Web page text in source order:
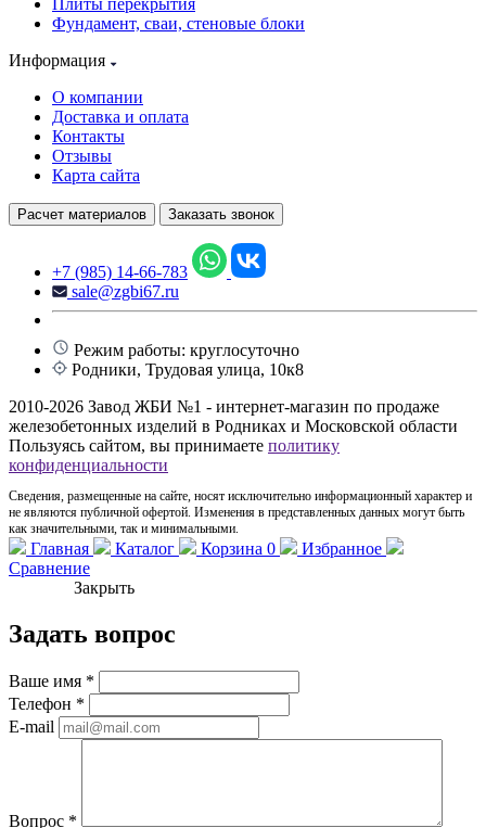
Плиты перекрытия
Фундамент, сваи, стеновые блоки
Информация
О компании
Доставка и оплата
Контакты
Отзывы
Карта сайта
Расчет материалов Заказать звонок
+7 (985) 14-66-783
sale@zgbi67.ru
Режим работы: круглосуточно
Родники, Трудовая улица, 10к8
2010-2026 Завод ЖБИ №1 - интернет-магазин по продаже
железобетонных изделий в Родниках и Московской области
Пользуясь сайтом, вы принимаете политику
конфиденциальности
Сведения, размещенные на сайте, носят исключительно информационный характер и
не являются публичной офертой. Изменения в представленных данных могут быть
как значительными, так и минимальными.
Главная Каталог Корзина 0
Избранное
Сравнение
Закрыть
Задать вопрос
Ваше имя *
Телефон *
E-mail
Вопрос *